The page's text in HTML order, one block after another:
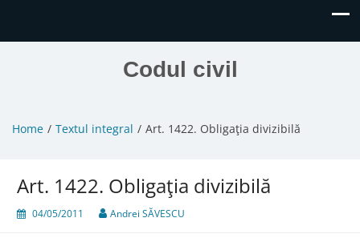
Codul civil
Home Textul integral Art. 1422. Obligaţia divizibilă
Art. 1422. Obligaţia divizibilă
04/05/2011 Andrei SĂVESCU